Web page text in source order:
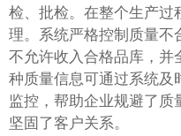
检、批检。在整个生产过
理。系统严格控制质量不
不允许收入合格品库，并
种质量信息可通过系统及
监控，帮助企业规避了
坚固了客户关系。